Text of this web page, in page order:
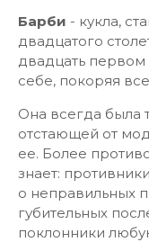
Барби - кукла,
двадцатого
двадцать первом
себе, покоряя
Она всегда была
отстающей от
ее. Более
знает:
о неправильных
губительных
поклонники